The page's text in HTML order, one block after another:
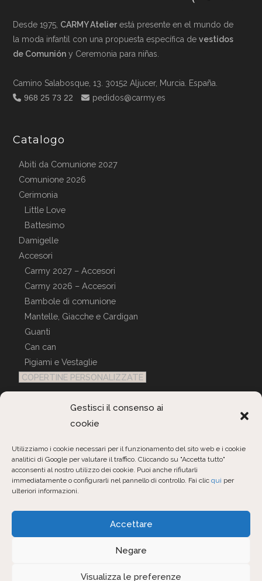
Gestisci il consenso ai
cookie
Utilizziamo i cookie necessari per il funzionamento del sito web e i cookie
analitici di Google per valutare il traffico. Cliccando su "Accetta tutto"
acconsenti al nostro utilizzo dei cookie. Puoi anche rifiutarli
immediatamente o configurarli nel pannello di controllo. Fai clic qui per
ulteriori informazioni.
Accettare
Negare
Visualizza le preferenze
Desde 1975, CARMY Atelier está presente en el mundo de
la moda infantil con una propuesta específica devestidos
de Comunión y Ceremonia para niñas.
Camino Salabosque, 13. 30152 Aljucer, Murcia. España.
968 25 73 22
pedidos@carmy.es
Catalogo
Abiti da Comunione 2027
Comunione 2026
Cerimonia
Little Love
Battesimo
Damigelle
Accesori
Carmy 2027 – Accesori
Carmy 2026 – Accesori
Bambole di comunione
Mantelle, Giacche e Cardigan
Guanti
Can can
Pigiami e Vestaglie
COPERTINE PERSONALIZZATE
Servizio Clienti
Interroga ordini
in
in
in
Avviso legale Informativa sulla privacy